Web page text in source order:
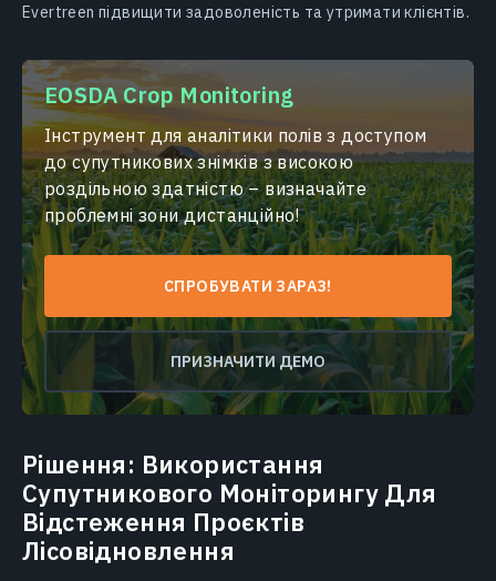
Evertreen підвищити задоволеність та утримати клієнтів.
EOSDA Crop Monitoring
Інструмент для аналітики полів з доступом
до супутникових знімків з високою
роздільною здатністю – визначайте
проблемні зони дистанційно!
СПРОБУВАТИ ЗАРАЗ!
ПРИЗНАЧИТИ ДЕМО
Рішення: Використання
Супутникового Моніторингу Для
Відстеження Проєктів
Лісовідновлення